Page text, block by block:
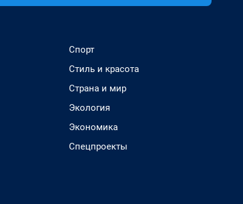
Спорт
Стиль и красота
Страна и мир
Экология
Экономика
Спецпроекты